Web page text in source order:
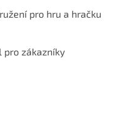
pro hru a hračku
pro zákazníky